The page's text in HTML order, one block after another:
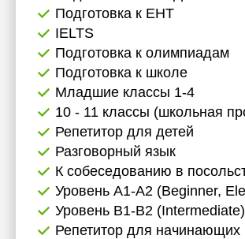
Подготовка к ЕНТ
IELTS
Подготовка к олимпиадам
Подготовка к школе
Младшие классы 1-4
10 - 11 классы (школьная
Репетитор для детей
Разговорный язык
К собеседованию в
Уровень А1-А2 (Beginner,
Уровень B1-B2 (Intermediate)
Репетитор для начинающих